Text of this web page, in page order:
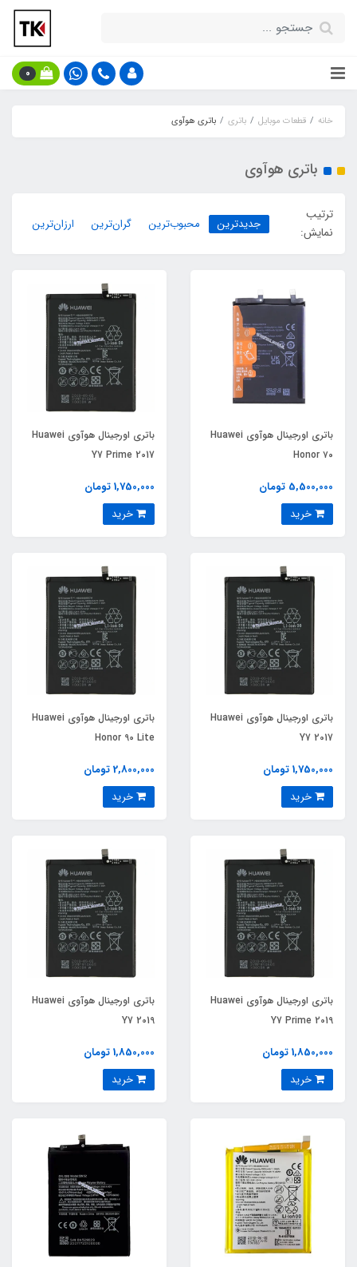
0
خانه قطعات موبایل باتری باتری هوآوی
باتری هوآوی
ترتیب
نمایش:
جدیدترین محبوب‌ترین گران‌ترین ارزان‌ترین
باتری اورجینال هوآوی Huawei
Honor ۷۰
5,500,000 تومان
باتری اورجینال هوآوی Huawei
Y7 Prime 2017
1,750,000 تومان
باتری اورجینال هوآوی Huawei
Y7 2017
1,750,000 تومان
باتری اورجینال هوآوی Huawei
Honor 90 Lite
2,800,000 تومان
باتری اورجینال هوآوی Huawei
Y7 Prime 2019
1,850,000 تومان
باتری اورجینال هوآوی Huawei
Y7 2019
1,850,000 تومان